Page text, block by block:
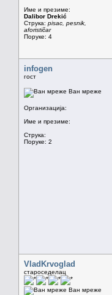
Име и презиме:
Dalibor Drekić
Струка: pisac, pesnik,
aforističar
Поруке: 4
infogen
гост
Ван мреже
Организација:
Име и презиме:
Струка:
Поруке: 2
VladKrvoglad
староседелац
Ван мреже